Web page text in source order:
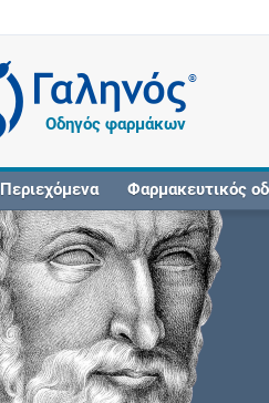
®
Οδηγός φαρμάκων
Περιεχόμενα Φαρμακευτικός